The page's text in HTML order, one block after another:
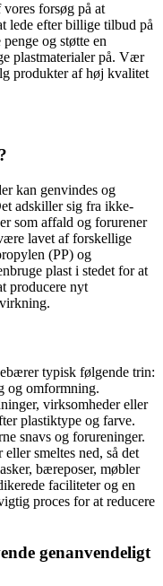
forsøg på at
lede efter billige tilbud på
og støtte en
plastmaterialer på. Vær
produkter af høj kvalitet
kan genvindes og
adskiller sig fra ikke-
som affald og forurener
lavet af forskellige
(PP) og
plast i stedet for at
producere nyt
typisk følgende trin:
og omformning.
virksomheder eller
plastiktype og farve.
snavs og forureninger.
smeltes ned, så det
bæreposer, møbler
faciliteter og en
proces for at reducere
genanvendeligt